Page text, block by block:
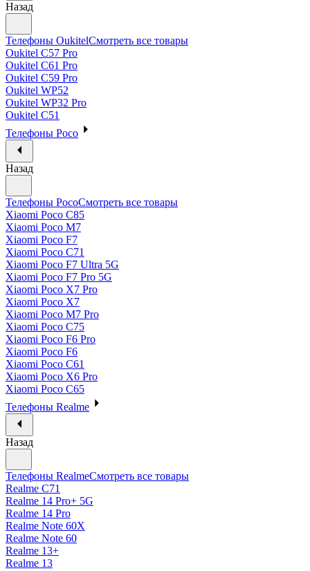
Назад
Телефоны OukitelСмотреть все товары
Oukitel C57 Pro
Oukitel C61 Pro
Oukitel C59 Pro
Oukitel WP52
Oukitel WP32 Pro
Oukitel C51
Телефоны Poco
Назад
Телефоны PocoСмотреть все товары
Xiaomi Poco C85
Xiaomi Poco M7
Xiaomi Poco F7
Xiaomi Poco C71
Xiaomi Poco F7 Ultra 5G
Xiaomi Poco F7 Pro 5G
Xiaomi Poco X7 Pro
Xiaomi Poco X7
Xiaomi Poco M7 Pro
Xiaomi Poco C75
Xiaomi Poco F6 Pro
Xiaomi Poco F6
Xiaomi Poco C61
Xiaomi Poco X6 Pro
Xiaomi Poco C65
Телефоны Realme
Назад
Телефоны RealmeСмотреть все товары
Realme C71
Realme 14 Pro+ 5G
Realme 14 Pro
Realme Note 60X
Realme Note 60
Realme 13+
Realme 13